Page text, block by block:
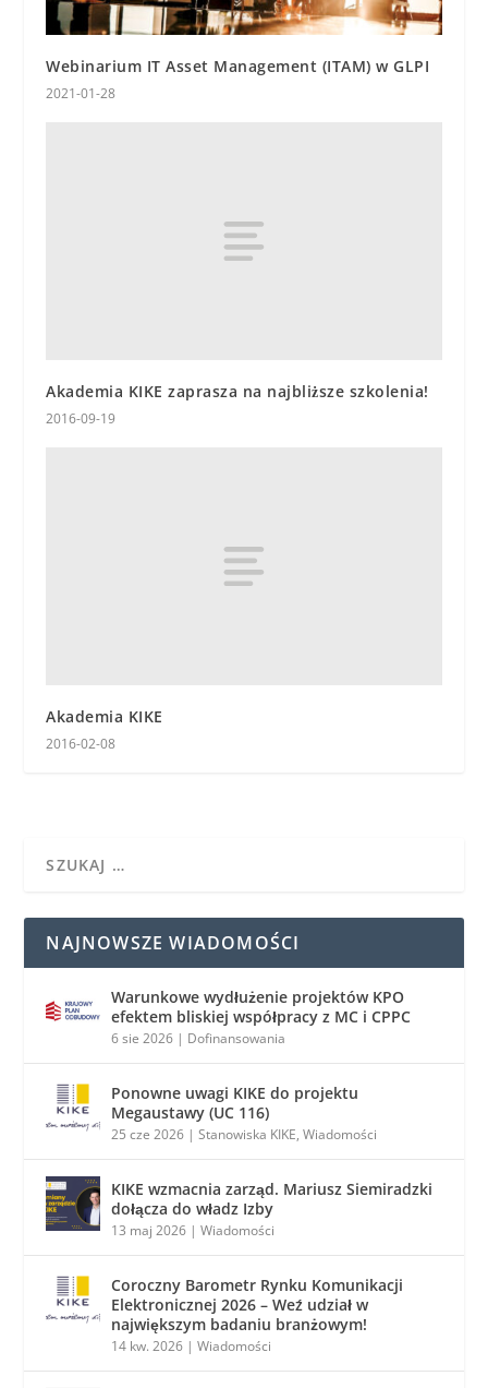
Webinarium IT Asset Management (ITAM) w GLPI
2021-01-28
Akademia KIKE zaprasza na najbliższe szkolenia!
2016-09-19
Akademia KIKE
2016-02-08
NAJNOWSZE WIADOMOŚCI
Warunkowe wydłużenie projektów KPO
efektem bliskiej współpracy z MC i CPPC
6 sie 2026 | Dofinansowania
Ponowne uwagi KIKE do projektu
Megaustawy (UC 116)
25 cze 2026 |Stanowiska KIKE,Wiadomości
KIKE wzmacnia zarząd. Mariusz Siemiradzki
dołącza do władz Izby
13 maj 2026 |Wiadomości
Coroczny Barometr Rynku Komunikacji
Elektronicznej 2026 – Weź udział w
największym badaniu branżowym!
14 kw. 2026 |Wiadomości